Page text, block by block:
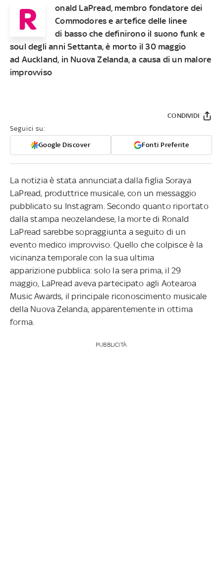
R
onald LaPread, membro fondatore dei
Commodores e artefice delle linee
di basso che definirono il suono funk e
soul degli anni Settanta, è morto il 30 maggio
ad Auckland, in Nuova Zelanda, a causa di un malore
improvviso
Seguici su:
Google Discover Fonti Preferite
CONDIVIDI
La notizia è stata annunciata dalla figlia Soraya
LaPread, produttrice musicale, con un messaggio
pubblicato su Instagram. Secondo quanto riportato
dalla stampa neozelandese, la morte di Ronald
LaPread sarebbe sopraggiunta a seguito di un
evento medico improvviso. Quello che colpisce è la
vicinanza temporale con la sua ultima
apparizione pubblica: solo la sera prima, il 29
maggio, LaPread aveva partecipato agli Aotearoa
Music Awards, il principale riconoscimento musicale
della Nuova Zelanda, apparentemente in ottima
forma.
PUBBLICITÀ